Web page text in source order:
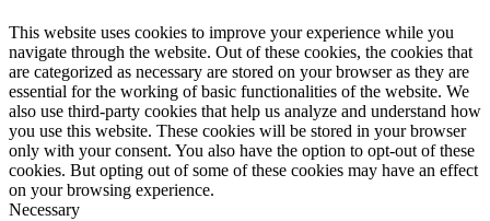
This website uses cookies to improve your experience while you
navigate through the website. Out of these cookies, the cookies that
are categorized as necessary are stored on your browser as they are
essential for the working of basic functionalities of the website. We
also use third-party cookies that help us analyze and understand how
you use this website. These cookies will be stored in your browser
only with your consent. You also have the option to opt-out of these
cookies. But opting out of some of these cookies may have an effect
on your browsing experience.
Necessary